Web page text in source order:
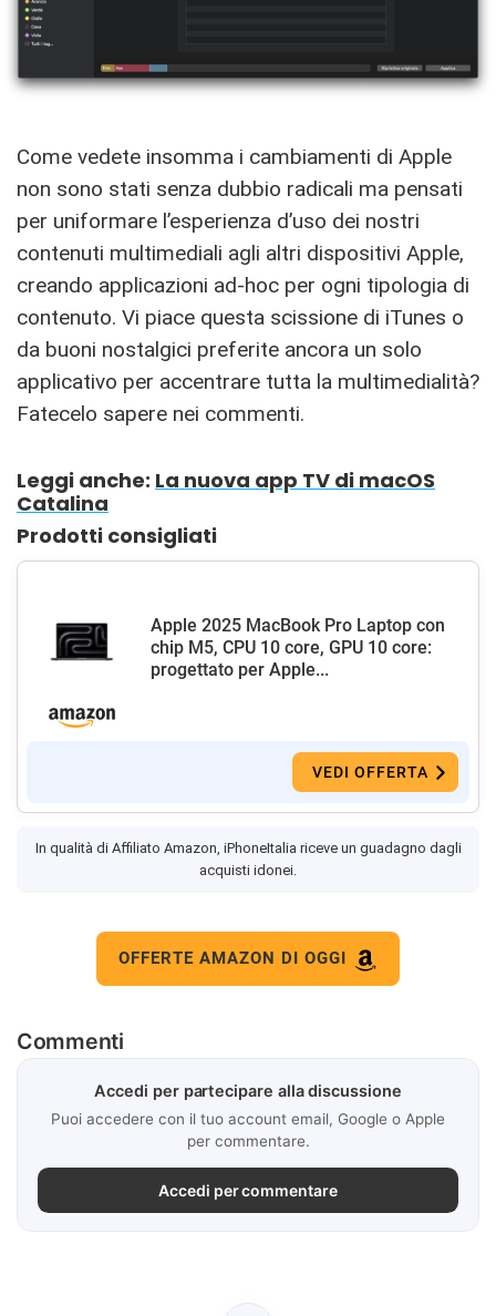
Come vedete insomma i cambiamenti di Apple
non sono stati senza dubbio radicali ma pensati
per uniformare l’esperienza d’uso dei nostri
contenuti multimediali agli altri dispositivi Apple,
creando applicazioni ad-hoc per ogni tipologia di
contenuto. Vi piace questa scissione di iTunes o
da buoni nostalgici preferite ancora un solo
applicativo per accentrare tutta la multimedialità?
Fatecelo sapere nei commenti.
Leggi anche: La nuova app TV di macOS
Catalina
Prodotti consigliati
Apple 2025 MacBook Pro Laptop con
chip M5, CPU 10 core, GPU 10 core:
progettato per Apple...
VEDI OFFERTA
In qualità di Affiliato Amazon, iPhoneItalia riceve un guadagno dagli
acquisti idonei.
OFFERTE AMAZON DI OGGI
Commenti
Accedi per partecipare alla discussione
Puoi accedere con il tuo account email, Google o Apple
per commentare.
Accedi per commentare